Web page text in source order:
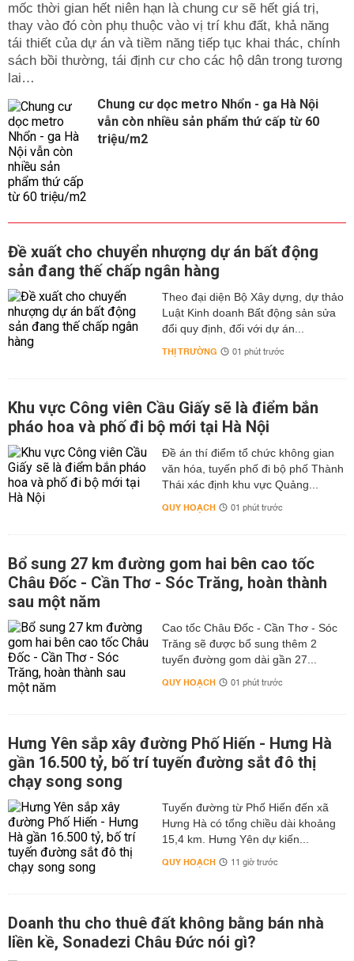
mốc thời gian hết niên hạn là chung cư sẽ hết giá trị,
thay vào đó còn phụ thuộc vào vị trí khu đất, khả năng
tái thiết của dự án và tiềm năng tiếp tục khai thác, chính
sách bồi thường, tái định cư cho các hộ dân trong tương
lai…
Chung cư dọc metro Nhổn - ga Hà Nội
vẫn còn nhiều sản phẩm thứ cấp từ 60
triệu/m2
Đề xuất cho chuyển nhượng dự án bất động
sản đang thế chấp ngân hàng
Theo đại diện Bộ Xây dựng, dự thảo
Luật Kinh doanh Bất động sản sửa
đổi quy định, đối với dự án...
THỊ TRƯỜNG 01 phút trước
Khu vực Công viên Cầu Giấy sẽ là điểm bắn
pháo hoa và phố đi bộ mới tại Hà Nội
Đề án thí điểm tổ chức không gian
văn hóa, tuyến phố đi bộ phố Thành
Thái xác định khu vực Quảng...
QUY HOẠCH 01 phút trước
Bổ sung 27 km đường gom hai bên cao tốc
Châu Đốc - Cần Thơ - Sóc Trăng, hoàn thành
sau một năm
Cao tốc Châu Đốc - Cần Thơ - Sóc
Trăng sẽ được bổ sung thêm 2
tuyến đường gom dài gần 27...
QUY HOẠCH 01 phút trước
Hưng Yên sắp xây đường Phố Hiến - Hưng Hà
gần 16.500 tỷ, bố trí tuyến đường sắt đô thị
chạy song song
Tuyến đường từ Phố Hiến đến xã
Hưng Hà có tổng chiều dài khoảng
15,4 km. Hưng Yên dự kiến...
QUY HOẠCH 11 giờ trước
Doanh thu cho thuê đất không bằng bán nhà
liền kề, Sonadezi Châu Đức nói gì?